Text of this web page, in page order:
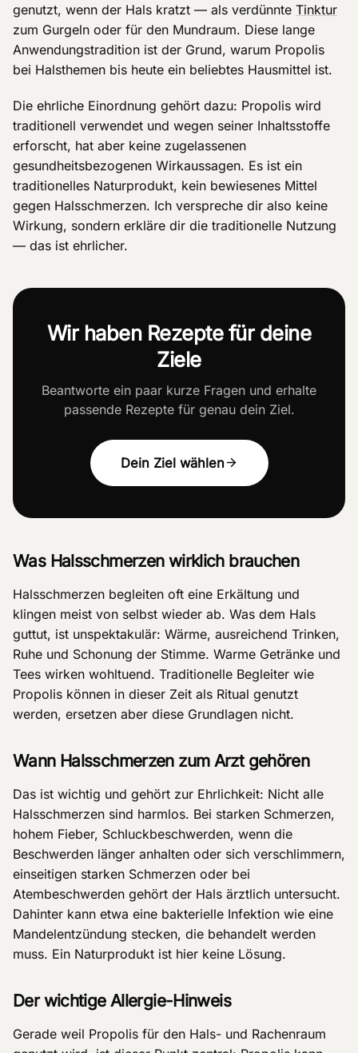
genutzt, wenn der Hals kratzt — als verdünnte Tinktur
zum Gurgeln oder für den Mundraum. Diese lange
Anwendungstradition ist der Grund, warum Propolis
bei Halsthemen bis heute ein beliebtes Hausmittel ist.
Die ehrliche Einordnung gehört dazu: Propolis wird
traditionell verwendet und wegen seiner Inhaltsstoffe
erforscht, hat aber keine zugelassenen
gesundheitsbezogenen Wirkaussagen. Es ist ein
traditionelles Naturprodukt, kein bewiesenes Mittel
gegen Halsschmerzen. Ich verspreche dir also keine
Wirkung, sondern erkläre dir die traditionelle Nutzung
— das ist ehrlicher.
Wir haben Rezepte für deine
Ziele
Beantworte ein paar kurze Fragen und erhalte
passende Rezepte für genau dein Ziel.
Dein Ziel wählen
Was Halsschmerzen wirklich brauchen
Halsschmerzen begleiten oft eine Erkältung und
klingen meist von selbst wieder ab. Was dem Hals
guttut, ist unspektakulär: Wärme, ausreichend Trinken,
Ruhe und Schonung der Stimme. Warme Getränke und
Tees wirken wohltuend. Traditionelle Begleiter wie
Propolis können in dieser Zeit als Ritual genutzt
werden, ersetzen aber diese Grundlagen nicht.
Wann Halsschmerzen zum Arzt gehören
Das ist wichtig und gehört zur Ehrlichkeit: Nicht alle
Halsschmerzen sind harmlos. Bei starken Schmerzen,
hohem Fieber, Schluckbeschwerden, wenn die
Beschwerden länger anhalten oder sich verschlimmern,
einseitigen starken Schmerzen oder bei
Atembeschwerden gehört der Hals ärztlich untersucht.
Dahinter kann etwa eine bakterielle Infektion wie eine
Mandelentzündung stecken, die behandelt werden
muss. Ein Naturprodukt ist hier keine Lösung.
Der wichtige Allergie-Hinweis
Gerade weil Propolis für den Hals- und Rachenraum